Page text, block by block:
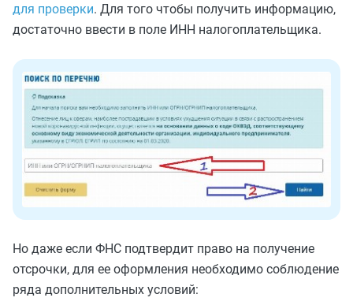
для проверки. Для того чтобы получить информацию,
достаточно ввести в поле ИНН налогоплательщика.
Но даже если ФНС подтвердит право на получение
отсрочки, для ее оформления необходимо соблюдение
ряда дополнительных условий: